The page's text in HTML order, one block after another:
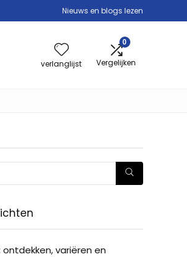
Nieuws en blogs lezen
verlanglijst
0
Vergelijken
variëren en